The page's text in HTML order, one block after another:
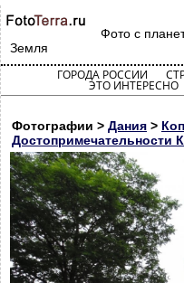
Фото с
Земля
ГОРОДА РОССИИ
ЭТО ИНТЕРЕСНО
Фотографии > Дания >
Достопримечательности